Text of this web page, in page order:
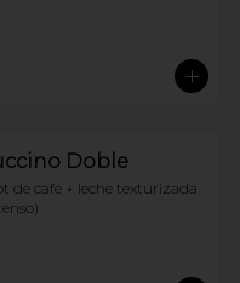
Doble
de cafe + leche texturizada